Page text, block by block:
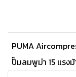
PUMA
ปั๊มลมพูม่า 15 แรงม้